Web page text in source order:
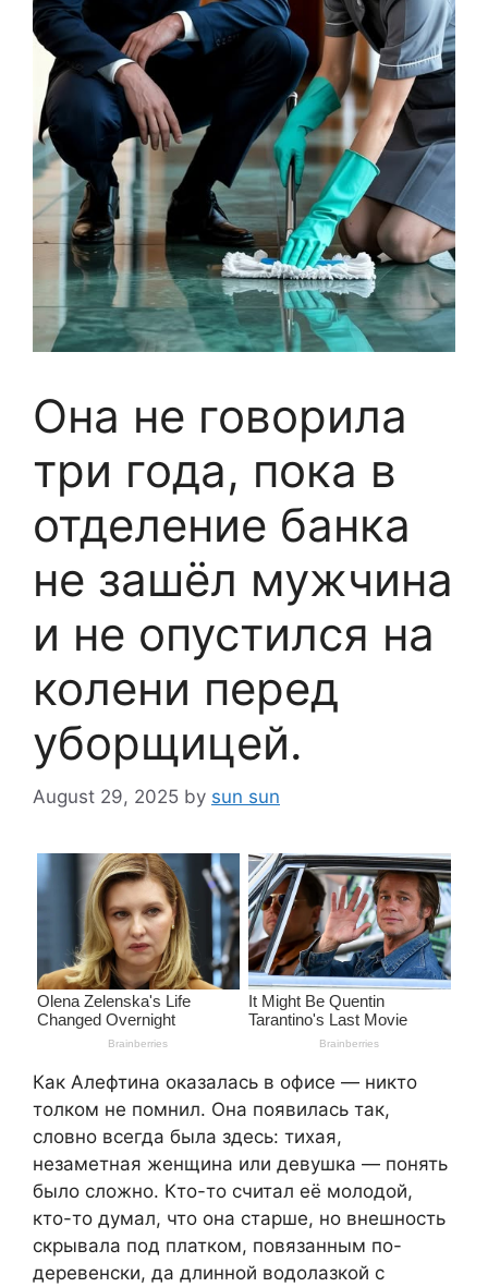
Она не говорила
три года, пока в
отделение банка
не зашёл мужчина
и не опустился на
колени перед
уборщицей.
August 29, 2025 by sun sun
Как Алефтина оказалась в офисе — никто
толком не помнил. Она появилась так,
словно всегда была здесь: тихая,
незаметная женщина или девушка — понять
было сложно. Кто-то считал её молодой,
кто-то думал, что она старше, но внешность
скрывала под платком, повязанным по-
деревенски, да длинной водолазкой с